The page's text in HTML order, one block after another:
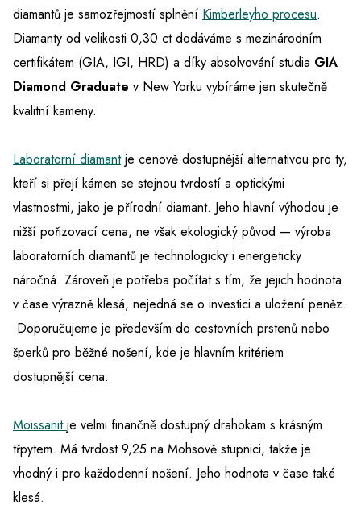
diamantů je samozřejmostí splnění Kimberleyho procesu.
Diamanty od velikosti 0,30 ct dodáváme s mezinárodním
certifikátem (GIA, IGI, HRD) a díky absolvování studia GIA
Diamond Graduate v New Yorku vybíráme jen skutečně
kvalitní kameny.
Laboratorní diamant je cenově dostupnější alternativou pro ty,
kteří si přejí kámen se stejnou tvrdostí a optickými
vlastnostmi, jako je přírodní diamant. Jeho hlavní výhodou je
nižší pořizovací cena, ne však ekologický původ — výroba
laboratorních diamantů je technologicky i energeticky
náročná. Zároveň je potřeba počítat s tím, že jejich hodnota
v čase výrazně klesá, nejedná se o investici a uložení peněz.
Doporučujeme je především do cestovních prstenů nebo
šperků pro běžné nošení, kde je hlavním kritériem
dostupnější cena.
Moissanit je velmi finančně dostupný drahokam s krásným
třpytem. Má tvrdost 9,25 na Mohsově stupnici, takže je
vhodný i pro každodenní nošení. Jeho hodnota v čase také
klesá.